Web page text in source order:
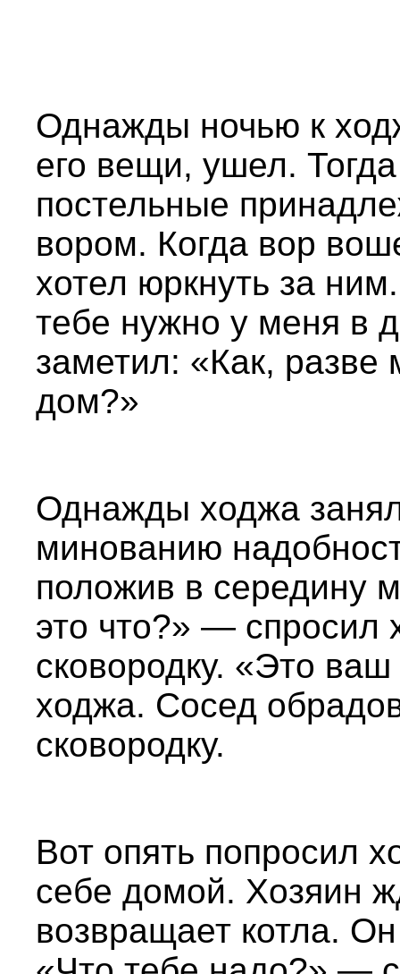
Однажды ночью к
его вещи, ушел.
постельные
вором. Когда вор
хотел юркнуть за
тебе нужно у меня в
заметил: «Как, разве
дом?»
Однажды ходжа
минованию
положив в середину
это что?» — спросил
сковородку. «Это
ходжа. Сосед
сковородку.
Вот опять попросил
себе домой. Хозяин
возвращает котла.